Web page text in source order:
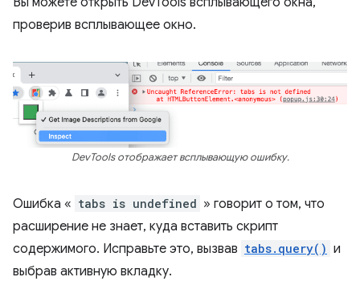
проверив всплывающее окно.
DevTools отображает всплывающую ошибку.
Ошибка « tabs is undefined » говорит о том, что
расширение не знает, куда вставить скрипт
содержимого. Исправьте это, вызвав tabs.query() и
выбрав активную вкладку.